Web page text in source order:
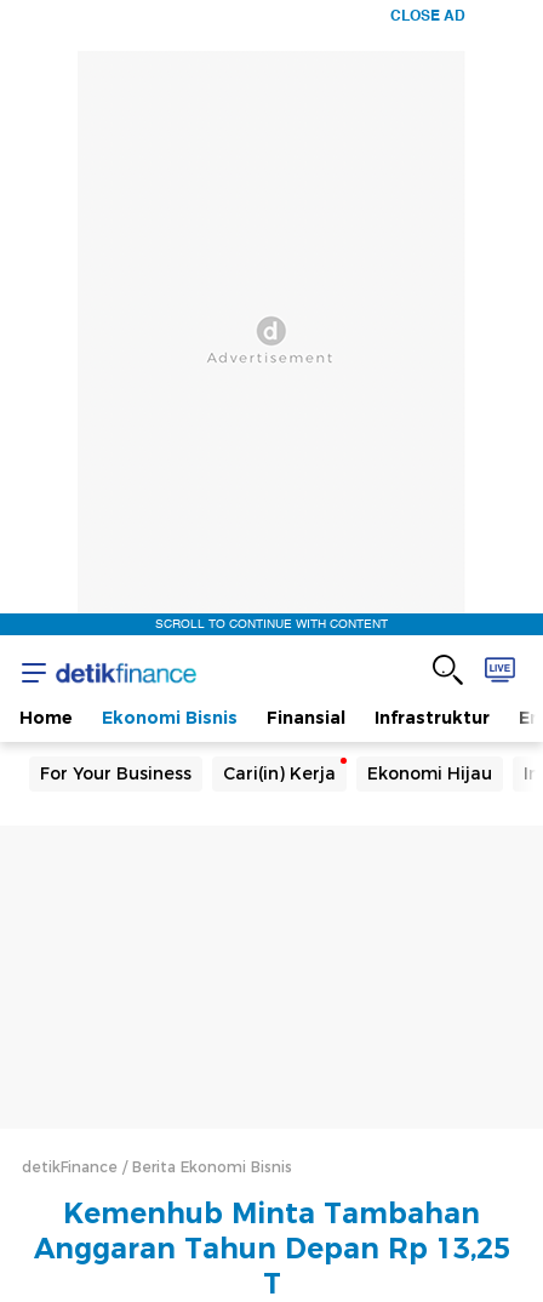
CLOSE AD
SCROLL TO CONTINUE WITH CONTENT
Home Ekonomi Bisnis Finansial Infrastruktur
For Your Business Cari(in) Kerja Ekonomi Hijau
detikFinance Berita Ekonomi Bisnis
Kemenhub Minta Tambahan
Anggaran Tahun Depan Rp 13,25
T